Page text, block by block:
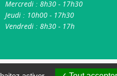
Mercredi : 8h30 - 17h30
Jeudi : 10h00 - 17h30
Vendredi : 8h30 - 17h